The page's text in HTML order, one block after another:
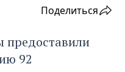
Поделиться
предоставили
92